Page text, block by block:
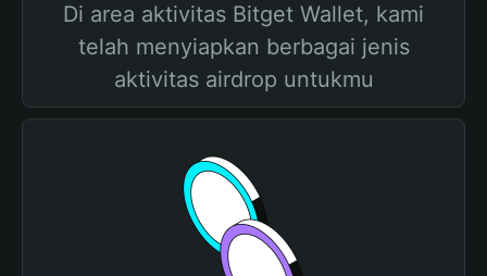
Di area aktivitas Bitget Wallet, kami
telah menyiapkan berbagai jenis
aktivitas airdrop untukmu